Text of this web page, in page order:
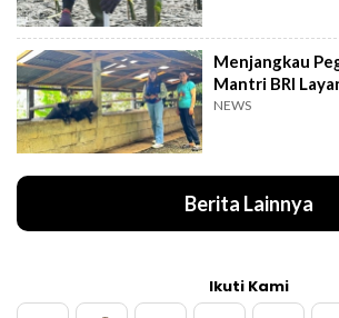
Menjangkau
Mantri BRI
NEWS
Berita Lainnya
Ikuti Kami